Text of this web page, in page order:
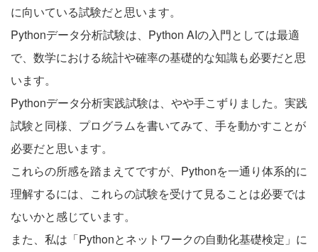
に向いている試験だと思います。
Pythonデータ分析試験は、Python AIの入門としては最適
で、数学における統計や確率の基礎的な知識も必要だと思
います。
Pythonデータ分析実践試験は、やや手こずりました。実践
試験と同様、プログラムを書いてみて、手を動かすことが
必要だと思います。
これらの所感を踏まえてですが、Pythonを一通り体系的に
理解するには、これらの試験を受けて見ることは必要では
ないかと感じています。
また、私は「Pythonとネットワークの自動化基礎検定」に